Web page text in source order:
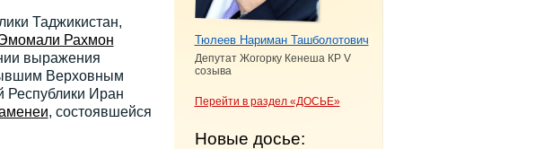
Таджикистан,
Рахмон
выражения
Верховным
Республики Иран
, состоявшейся
Тюлеев Нариман Ташболотович
Депутат Жогорку Кенеша КР V
созыва
Перейти в раздел «ДОСЬЕ»
Новые досье: